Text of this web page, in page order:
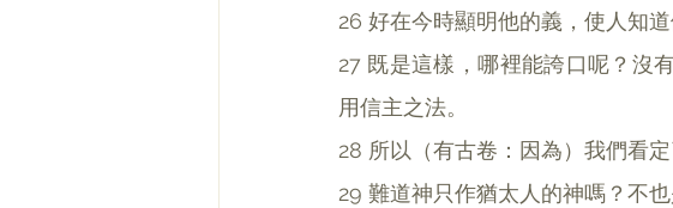
26 好在今時顯明他的義，使人知
27 既是這樣，哪裡能誇口呢？沒
用信主之法。
28 所以（有古卷：因為）我們看
29 難道神只作猶太人的神嗎？不